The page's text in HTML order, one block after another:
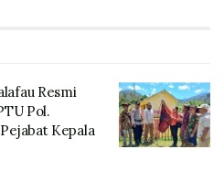
Resmi
Pol.
Kepala